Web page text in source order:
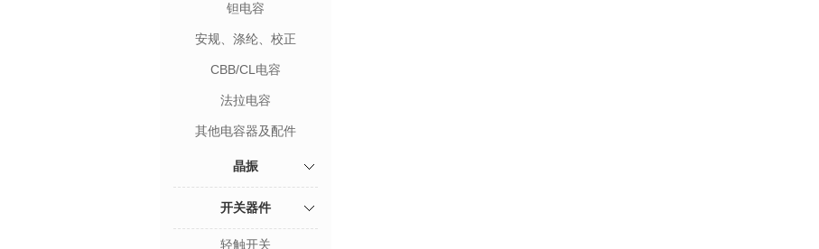
钽电容
安规、涤纶、校正
CBB/CL电容
法拉电容
其他电容器及配件
晶振
开关器件
轻触开关